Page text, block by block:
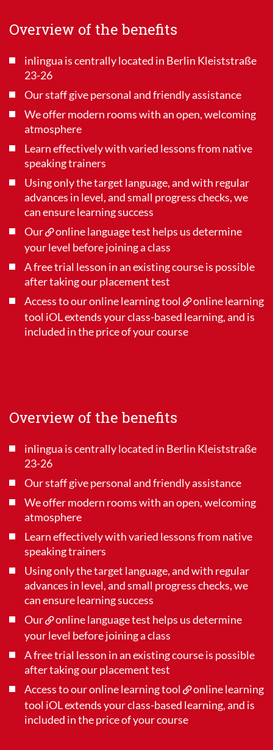
Overview of the benefits
inlingua is centrally located in Berlin Kleiststraße
23-26
Our staff give personal and friendly assistance
We offer modern rooms with an open, welcoming
atmosphere
Learn effectively with varied lessons from native
speaking trainers
Using only the target language, and with regular
advances in level, and small progress checks, we
can ensure learning success
Our
online language test helps us determine
your level before joining a class
A free trial lesson in an existing course is possible
after taking our placement test
Access to our online learning tool
online learning
tool iOLextends your class-based learning, and is
included in the price of your course
Overview of the benefits
inlingua is centrally located in Berlin Kleiststraße
23-26
Our staff give personal and friendly assistance
We offer modern rooms with an open, welcoming
atmosphere
Learn effectively with varied lessons from native
speaking trainers
Using only the target language, and with regular
advances in level, and small progress checks, we
can ensure learning success
Our
online language test helps us determine
your level before joining a class
A free trial lesson in an existing course is possible
after taking our placement test
Access to our online learning tool
online learning
tool iOLextends your class-based learning, and is
included in the price of your course